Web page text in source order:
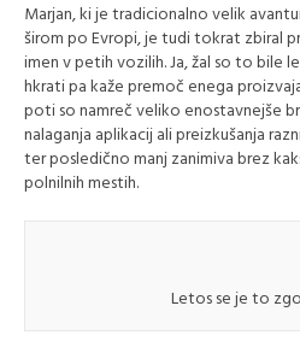
Marjan, ki je tradicionalno velik
širom po Evropi, je tudi tokrat zbiral
imen v petih vozilih. Ja, žal so to bile
hkrati pa kaže premoč enega
poti so namreč veliko enostavnejše
nalaganja aplikacij ali preizkušanja
ter posledično manj zanimiva brez
polnilnih mestih.
Letos se je to